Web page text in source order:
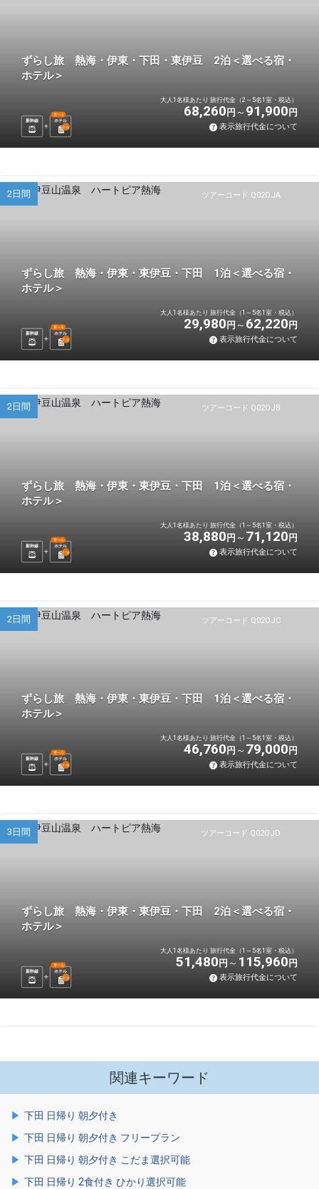
ずらし旅 熱海・伊東・下田・東伊豆 2泊＜選べる宿・
ホテル＞
新幹線 ホテル
選べる
2泊
大人1名様あたり 旅行代金（2～5名1室・税込）
68,260 円 91,900 円
表示旅行代金について
ツアーコード Q02OJA
2日間
ずらし旅 熱海・伊東・東伊豆・下田 1泊＜選べる宿・
ホテル＞
新幹線 ホテル
選べる
1 泊
大人1名様あたり 旅行代金（1～5名1室・税込）
29,980 円 62,220 円
表示旅行代金について
ツアーコード Q02OJB
2日間
ずらし旅 熱海・伊東・東伊豆・下田 1泊＜選べる宿・
ホテル＞
新幹線 ホテル
選べる
1 泊
大人1名様あたり 旅行代金（1～5名1室・税込）
38,880 円 71,120 円
表示旅行代金について
ツアーコード Q02OJC
2日間
ずらし旅 熱海・伊東・東伊豆・下田 1泊＜選べる宿・
ホテル＞
新幹線 ホテル
選べる
1 泊
大人1名様あたり 旅行代金（1～5名1室・税込）
46,760 円 79,000 円
表示旅行代金について
ツアーコード Q02OJD
3日間
ずらし旅 熱海・伊東・東伊豆・下田 2泊＜選べる宿・
ホテル＞
新幹線 ホテル
選べる
2泊
大人1名様あたり 旅行代金（1～5名1室・税込）
51,480 円 115,960 円
表示旅行代金について
関連キーワード
下田 日帰り 朝夕付き
下田 日帰り 朝夕付き フリープラン
下田 日帰り 朝夕付き こだま選択可能
下田 日帰り 2食付き ひかり選択可能